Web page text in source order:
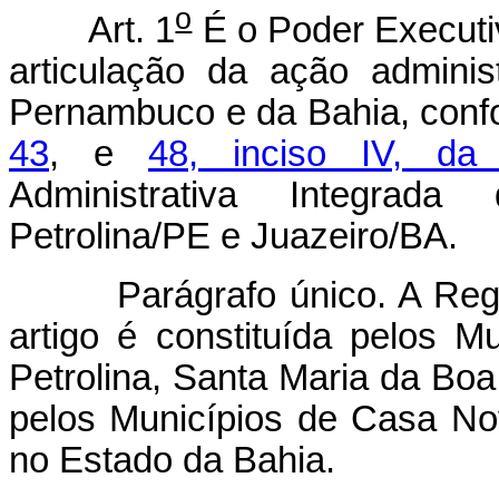
Art. 1oÉ o Poder
articulação da ação
Pernambuco e da Bahia,
43, e 48, inciso IV, da
Administrativa
Petrolina/PE e Juazeiro/BA.
Parágrafo único. A
artigo é constituída pelos
Petrolina, Santa Maria da
pelos Municípios de Casa
no Estado da Bahia.